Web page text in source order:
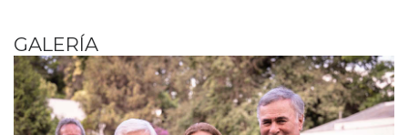
GALERÍA